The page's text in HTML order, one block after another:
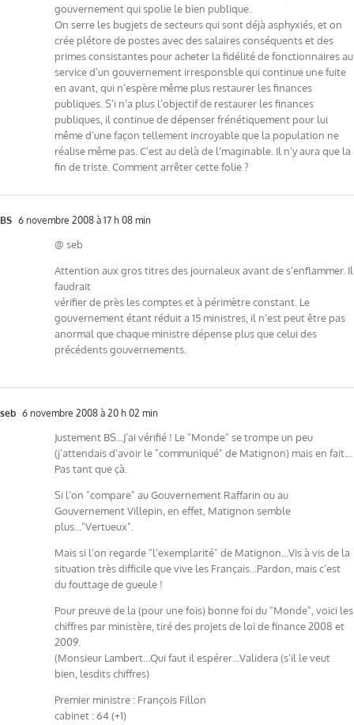
gouvernement qui spolie le bien publique.
On serre les bugjets de secteurs qui sont déjà asphyxiés, et on
crée plétore de postes avec des salaires conséquents et des
primes consistantes pour acheter la fidélité de fonctionnaires au
service d’un gouvernement irresponsble qui continue une fuite
en avant, qui n’espère même plus restaurer les finances
publiques. S’i n’a plus l’objectif de restaurer les finances
publiques, il continue de dépenser frénétiquement pour lui
même d’une façon tellement incroyable que la population ne
réalise même pas. C’est au delà de l’maginable. Il n’y aura que la
fin de triste. Comment arrêter cette folie ?
BS 6 novembre 2008 à 17 h 08 min
@ seb
Attention aux gros titres des journaleux avant de s’enflammer. Il
faudrait
vérifier de près les comptes et à périmètre constant. Le
gouvernement étant réduit a 15 ministres, il n’est peut être pas
anormal que chaque ministre dépense plus que celui des
précédents gouvernements.
seb 6 novembre 2008 à 20 h 02 min
Justement BS…J’ai vérifié ! Le "Monde" se trompe un peu
(j’attendais d’avoir le "communiqué" de Matignon) mais en fait…
Pas tant que çà.
Si l’on "compare" au Gouvernement Raffarin ou au
Gouvernement Villepin, en effet, Matignon semble
plus…"Vertueux".
Mais si l’on regarde "l’exemplarité" de Matignon…Vis à vis de la
situation très difficile que vive les Français…Pardon, mais c’est
du fouttage de gueule !
Pour preuve de la (pour une fois) bonne foi du "Monde", voici les
chiffres par ministère, tiré des projets de loi de finance 2008 et
2009.
(Monsieur Lambert…Qui faut il espérer…Validera (s’il le veut
bien, lesdits chiffres)
Premier ministre : François Fillon
cabinet : 64 (+1)